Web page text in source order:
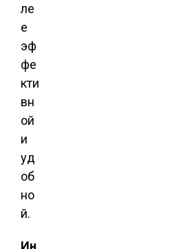
ле
е
эф
фе
кти
вн
ой
и
уд
об
но
й.
Ин